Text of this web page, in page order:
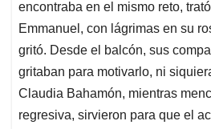
encontraba en el mismo reto,
Emmanuel, con lágrimas en su
gritó. Desde el balcón, sus
gritaban para motivarlo, ni
Claudia Bahamón, mientras
regresiva, sirvieron para que el